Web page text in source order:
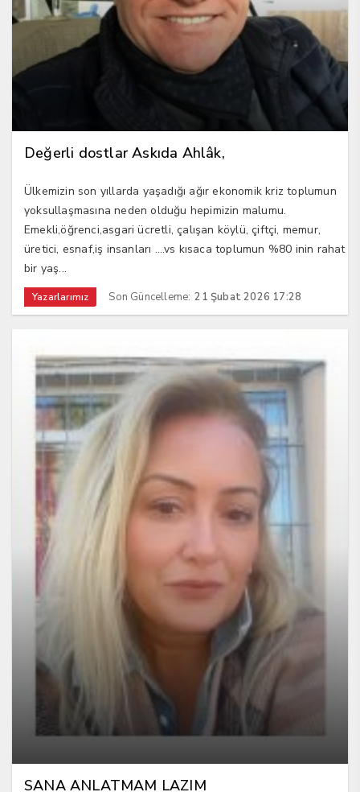
Değerli dostlar Askıda Ahlâk,
Ülkemizin son yıllarda yaşadığı ağır ekonomik kriz toplumun
yoksullaşmasına neden olduğu hepimizin malumu.
Emekli,öğrenci,asgari ücretli, çalışan köylü, çiftçi, memur,
üretici, esnaf,iş insanları ….vs kısaca toplumun %80 inin rahat
bir yaş...
Yazarlarımız Son Güncelleme: 21 Şubat 2026 17:28
SANA ANLATMAM LAZIM